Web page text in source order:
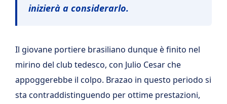
inizierà a considerarlo.
Il giovane portiere brasiliano dunque è finito nel
mirino del club tedesco, con Julio Cesar che
appoggerebbe il colpo. Brazao in questo periodo si
sta contraddistinguendo per ottime prestazioni,